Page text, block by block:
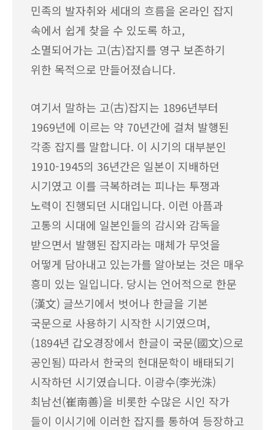
민족의 발자취와 세대의 흐름을 온라인 잡지
속에서 쉽게 찾을 수 있도록 하고,
소멸되어가는 고(古)잡지를 영구 보존하기
위한 목적으로 만들어졌습니다.
여기서 말하는 고(古)잡지는 1896년부터
1969년에 이르는 약 70년간에 걸쳐 발행된
각종 잡지를 말합니다. 이 시기의 대부분인
1910-1945의 36년간은 일본이 지배하던
시기였고 이를 극복하려는 피나는 투쟁과
노력이 진행되던 시대입니다. 이런 아픔과
고통의 시대에 일본인들의 감시와 감독을
받으면서 발행된 잡지라는 매체가 무엇을
어떻게 담아내고 있는가를 알아보는 것은 매우
흥미 있는 일입니다. 당시는 언어적으로 한문
(漢文) 글쓰기에서 벗어나 한글을 기본
국문으로 사용하기 시작한 시기였으며,
(1894년 갑오경장에서 한글이 국문(國文)으로
공인됨) 따라서 한국의 현대문학이 배태되기
시작하던 시기였습니다. 이광수(李光洙)
최남선(崔南善)을 비롯한 수많은 시인 작가
들이 이시기에 이러한 잡지를 통하여 등장하고